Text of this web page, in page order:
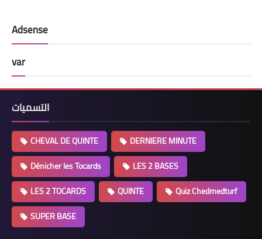
Adsense
var
التسميات
CHEVAL DE QUINTE
DERNIERE MINUTE
Dénicher les Tocards
LES 2 BASES
LES 2 TOCARDS
QUINTE
Quiz Chedmedturf
SUPER BASE